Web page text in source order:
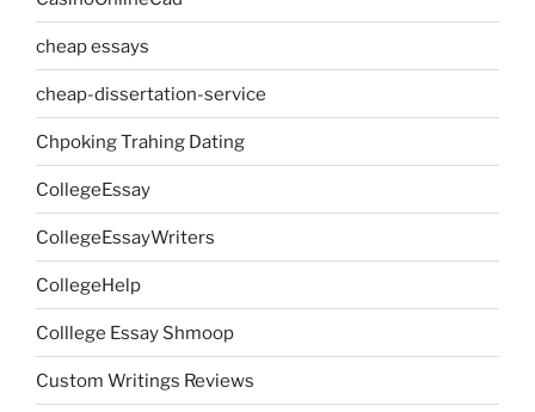
cheap essays
cheap-dissertation-service
Chpoking Trahing Dating
CollegeEssay
CollegeEssayWriters
CollegeHelp
Colllege Essay Shmoop
Custom Writings Reviews